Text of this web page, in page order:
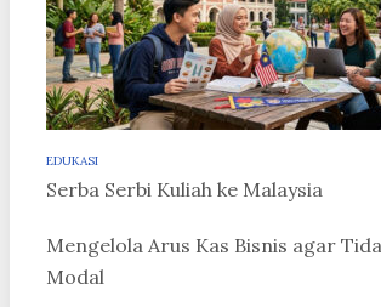
EDUKASI
Serba Serbi Kuliah ke Malaysia
Mengelola Arus Kas Bisnis agar
Modal